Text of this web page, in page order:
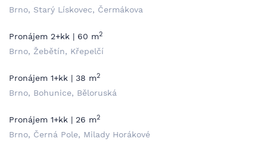
Brno, Starý Lískovec, Čermákova
Pronájem 2+kk | 60 m2
Brno, Žebětín, Křepelčí
Pronájem 1+kk | 38 m2
Brno, Bohunice, Běloruská
Pronájem 1+kk | 26 m2
Brno, Černá Pole, Milady Horákové